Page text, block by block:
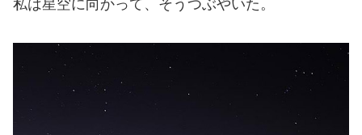
私は星空に向かって、そうつぶやいた。